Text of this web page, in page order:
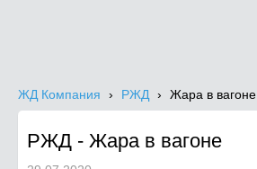
ЖД Компания РЖД Жара в вагоне
РЖД - Жара в вагоне